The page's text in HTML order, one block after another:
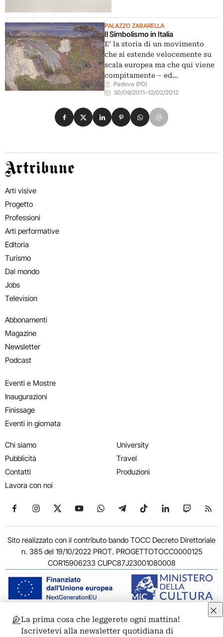
PALAZZO ZABARELLA
Il Simbolismo in Italia
E’ la storia di un movimento
che si estende velocemente su
scala europea ma che qui viene
compitamente – ed…
Padova (PD)
30/09/2011–12/02/2012
Condividi su Facebook
Condividi su X
Condividi su LinkedIn
Condividi su Pinterest
Condividi su WhatsApp
Condividi su Email
Artribune
Arti visive
Progetto
Professioni
Arti performative
Editoria
Turismo
Dal mondo
Jobs
Television
Abbonamenti
Magazine
Newsletter
Podcast
Eventi e Mostre
Inaugurazioni
Finissage
Eventi in giornata
Chi siamo
Pubblicità
Contatti
Lavora con noi
University
Travel
Produzioni
Seguici su Facebook
Seguici su Instagram
Seguici su X
Seguici su YouTube
Seguici su WhatsApp
Seguici su Telegram
Seguici su TikTok
Seguici su
Seguici
Sito realizzato con il contributo bando TOCC Decreto Direttoriale
n. 385 del 19/10/2022 PROT. PROGETTOTOCC0000125
COR15906233 CUPC87J23001080008
© 2011-2026 ARTRIBUNE srl – Corso Vittorio Emanuele II, 287 –
00186 Roma - P.I. 11381581005
La prima cosa che leggerete ogni mattina!
Iscrivetevi alla newsletter quotidiana di